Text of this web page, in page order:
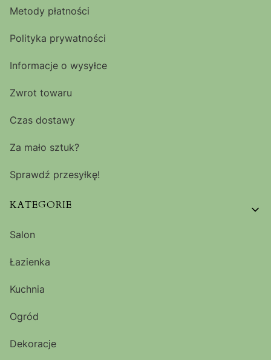
Metody płatności
Polityka prywatności
Informacje o wysyłce
Zwrot towaru
Czas dostawy
Za mało sztuk?
Sprawdź przesyłkę!
KATEGORIE
Salon
Łazienka
Kuchnia
Ogród
Dekoracje